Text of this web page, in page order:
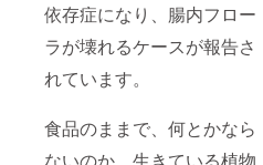
依存症になり、腸内フロー
ラが壊れるケースが報告さ
れています。
食品のままで、何とかなら